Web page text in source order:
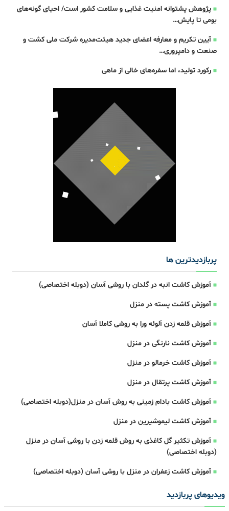
پژوهش پشتوانه امنیت غذایی و سلامت کشور است/ احیای گونه‌های
بومی تا پایش…
آیین تکریم و معارفه اعضای جدید هیئت‌مدیره شرکت ملی کشت و
صنعت و دامپروری…
رکورد تولید، اما سفره‌های خالی از ماهی
پربازدیدترین ها
آموزش کاشت انبه در گلدان با روشی آسان (دوبله اختصاصی)
آموزش کاشت پسته در منزل
آموزش قلمه زدن آلوئه ورا به روشی کاملا آسان
آموزش کاشت نارنگی در منزل
آموزش کاشت خرمالو در منزل
آموزش کاشت پرتقال در منزل
آموزش کاشت بادام زمینی به روش آسان در منزل(دوبله اختصاصی)
آموزش کاشت لیموشیرین در منزل
آموزش تکثیر گل کاغذی به روش قلمه زدن با روشی آسان در منزل
(دوبله اختصاصی)
آموزش کاشت زعفران در منزل با روشی آسان (دوبله اختصاصی)
ویدیوهای پربازدید